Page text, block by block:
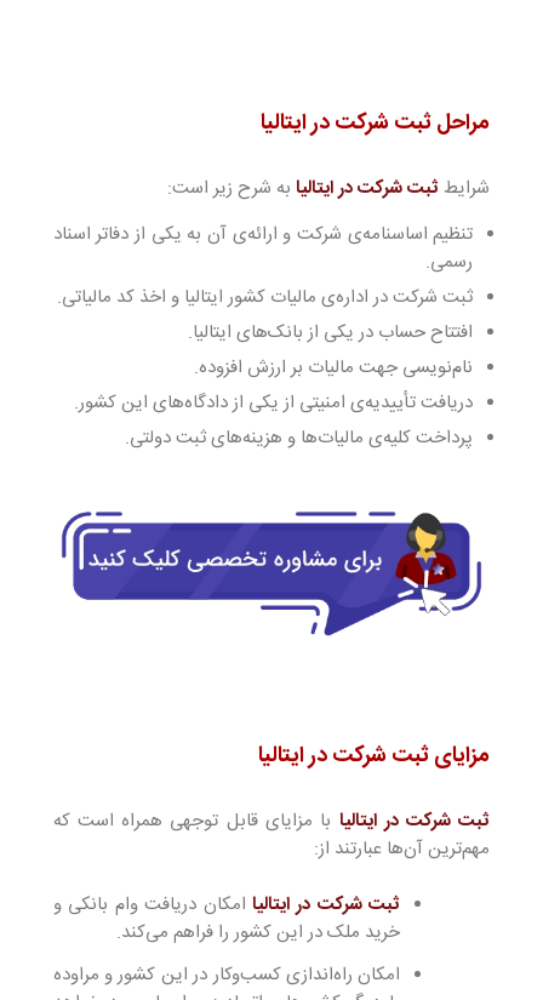
مراحل ثبت شرکت در ایتالیا
شرایط ثبت شرکت در ایتالیابه شرح زیر است:
تنظیم اساسنامه‌ی‌ شرکت و ارائه‌ی آن به یکی از دفاتر اسناد
رسمی.
ثبت شرکت در اداره‌ی مالیات کشور ایتالیا و اخذ کد مالیاتی.
افتتاح حساب در یکی از بانک‌های ایتالیا.
نام‌نویسی جهت مالیات بر ارزش افزوده.
دریافت تأییدیه‌ی امنیتی از یکی از دادگاه‌های این کشور.
پرداخت کلیه‌ی مالیات‌ها و هزینه‌های ثبت دولتی.
مزایای ثبت شرکت در ایتالیا
ثبت شرکت در ایتالیا با مزایای قابل توجهی همراه است که
مهم‌ترین آن‌ها عبارتند از:
ثبت شرکت در ایتالیا امکان دریافت وام بانکی و
خرید ملک در این کشور را فراهم می‌کند.
امکان راه‌اندازی کسب‌وکار در این کشور و مراوده